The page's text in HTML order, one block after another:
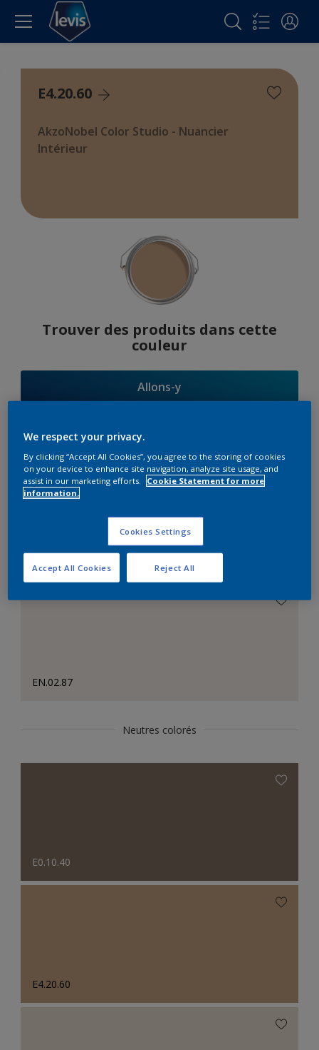
E4.20.60
AkzoNobel Color Studio - Nuancier
Intérieur
Trouver des produits dans cette
couleur
Allons-y
Suggestions
d'Harmonies
Le Blanc Parfait
EN.02.87
Neutres colorés
E0.10.40
E4.20.60
We respect your privacy.
By clicking “Accept All Cookies”, you agree to the storing of cookies
on your device to enhance site navigation, analyze site usage, and
assist in our marketing efforts.
Cookie Statement for more
information.
Cookies Settings
Reject All
Accept All Cookies